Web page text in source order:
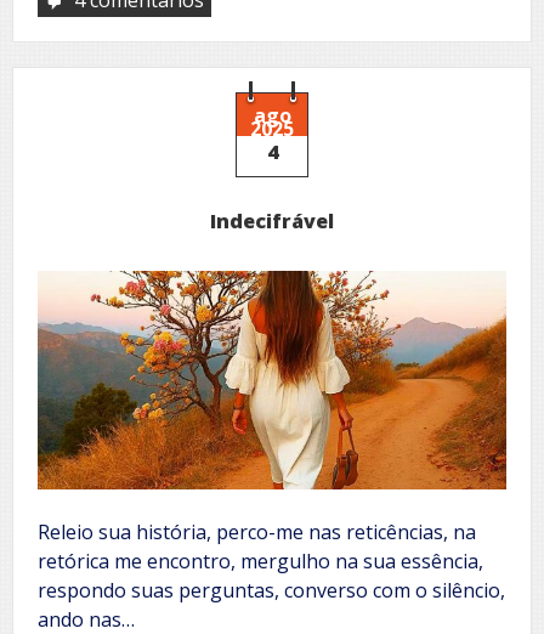
poético
da
alma
feridaago
2025
4
Indecifrável
Releio sua história, perco-me nas reticências, na
retórica me encontro, mergulho na sua essência,
respondo suas perguntas, converso com o silêncio,
ando nas…